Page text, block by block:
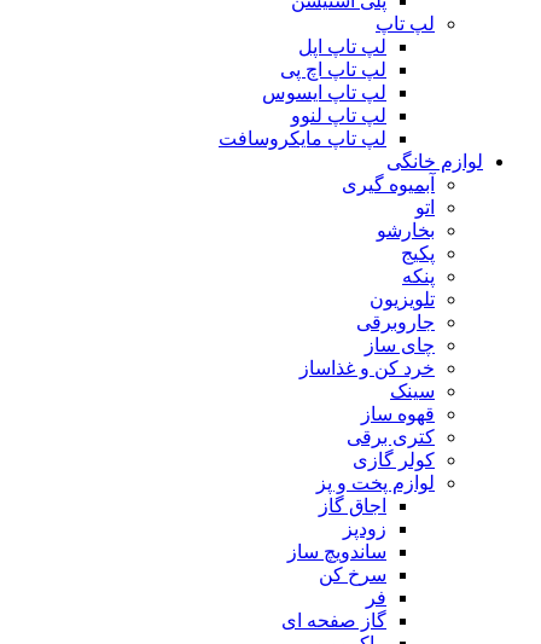
لپ تاپ
لپ تاپ اپل
لپ تاپ اچ پی
لپ تاپ ایسوس
لپ تاپ لنوو
لپ تاپ مایکروسافت
لوازم خانگی
آبمیوه گیری
اتو
بخارشو
پکیج
پنکه
تلویزیون
جاروبرقی
چای ساز
خرد کن و غذاساز
سینک
قهوه ساز
کتری برقی
کولر گازی
لوازم پخت و پز
اجاق گاز
زودپز
ساندویچ ساز
سرخ کن
فر
گاز صفحه ای